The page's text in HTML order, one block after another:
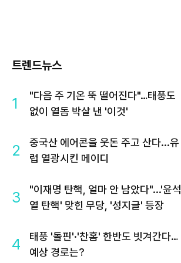
트렌드뉴스
1
"다음 주 기온 뚝 떨어진다"…태풍도
없이 열돔 박살 낸 '이것'
2
중국산 에어콘을 웃돈 주고 산다...유
럽 열광시킨 메이디
3
"이재명 탄핵, 얼마 안 남았다"...'윤석
열 탄핵' 맞힌 무당, '성지글' 등장
4
태풍 '돌핀'·'찬홈' 한반도 빗겨간다…
예상 경로는?